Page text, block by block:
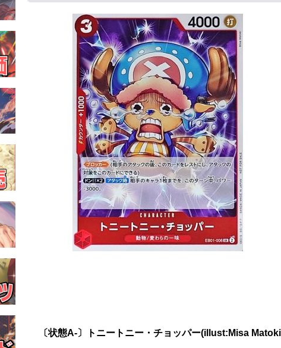
〔状態A-〕トニートニー・チョッパー(illust:Misa